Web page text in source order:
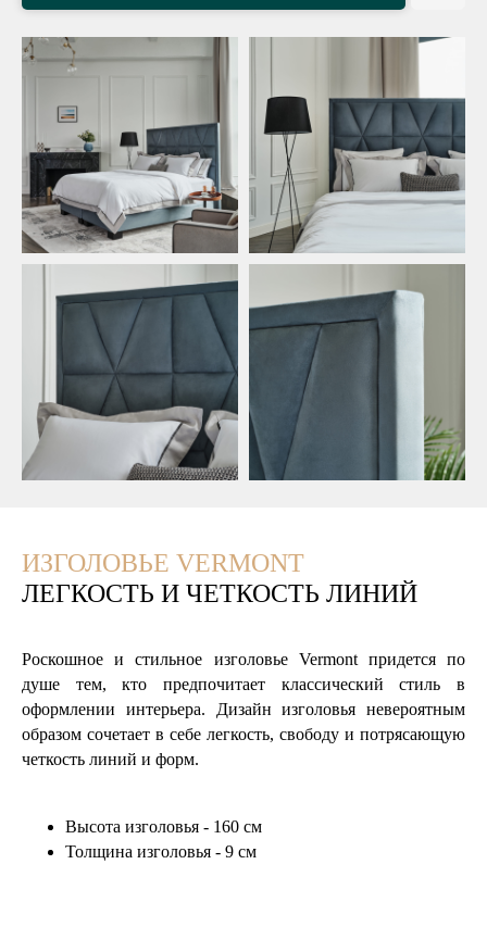
ИЗГОЛОВЬЕ VERMONT
ЛЕГКОСТЬ И ЧЕТКОСТЬ ЛИНИЙ
Роскошное и стильное изголовье Vermont придется по
душе тем, кто предпочитает классический стиль в
оформлении интерьера. Дизайн изголовья невероятным
образом сочетает в себе легкость, свободу и потрясающую
четкость линий и форм.
Высота изголовья - 160 см
Толщина изголовья - 9 см